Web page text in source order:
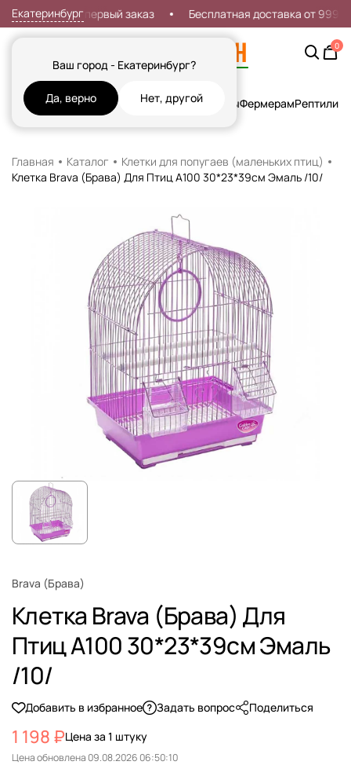
Екатеринбург
Ваш город - Екатеринбург?
Да, верно Нет, другой
Скидка 7% на первый заказ Бесплатная доставка от 999р
0
Кошки СобакиРыбы Грызуны и Хорьки ПтицыФермерамРептилии
Главная Каталог
Клетки для попугаев (маленьких птиц)
Клетка Brava (Брава) Для Птиц А100 30*23*39см Эмаль /10/
Brava (Брава)
Клетка Brava (Брава) Для
Птиц А100 30*23*39см Эмаль
/10/
Добавить в избранное Задать вопрос Поделиться
1 198 ₽Цена за 1 штуку
Цена обновлена